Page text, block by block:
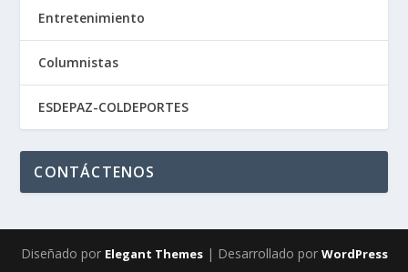
Entretenimiento
Columnistas
ESDEPAZ-COLDEPORTES
CONTÁCTENOS
Diseñado por Elegant Themes| Desarrollado por WordPress